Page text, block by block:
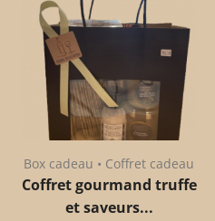
Box cadeau • Coffret cadeau
Coffret gourmand truffe
et saveurs...